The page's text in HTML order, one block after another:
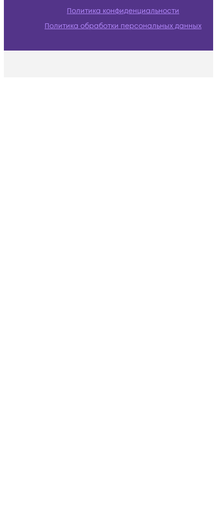
Политика конфиденциальности
Политика обработки персональных данных